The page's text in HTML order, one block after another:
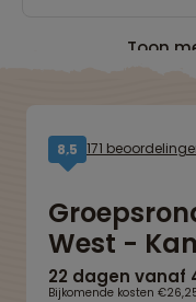
Toon
8,5 171
West -
22 dagen vanaf
Bijkomende kosten